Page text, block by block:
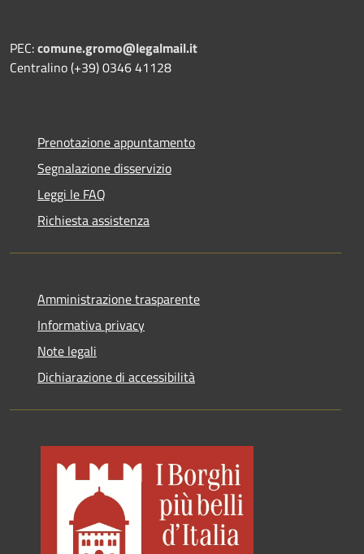
PEC:comune.gromo@legalmail.it
Centralino (+39) 0346 41128
Prenotazione appuntamento
Segnalazione disservizio
Leggi le FAQ
Richiesta assistenza
Amministrazione trasparente
Informativa privacy
Note legali
Dichiarazione di accessibilità